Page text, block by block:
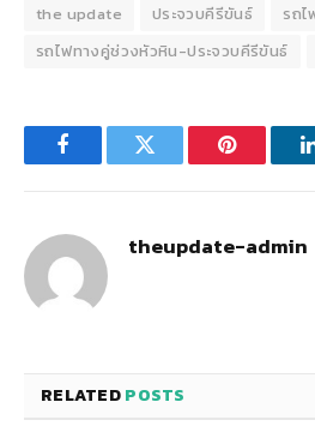
the update ประจวบคีรีขันธ์ รถไ
รถไฟทางคู่ช่วงหัวหิน-ประจวบคีรีขันธ์
FacebookTwitter Pinterest
theupdate-admin
RELATEDPOSTS